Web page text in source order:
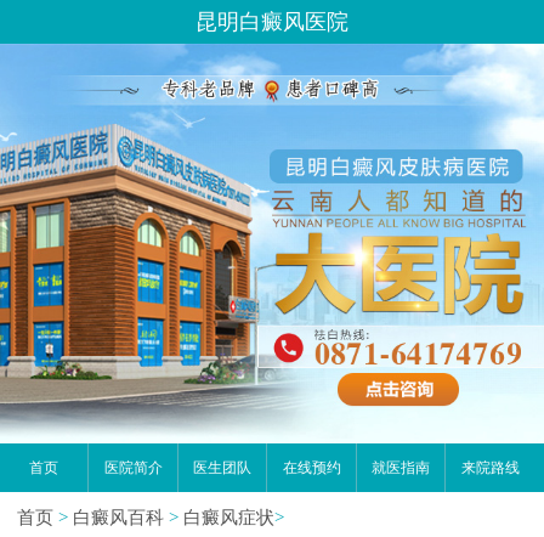
昆明白癜风医院
首页 医院简介 医生团队 在线预约 就医指南 来院路线
首页 > 白癜风百科 > 白癜风症状>